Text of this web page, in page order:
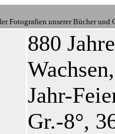
Fotografien unserer Bücher und
880
Jahr-
Gr.-8°,